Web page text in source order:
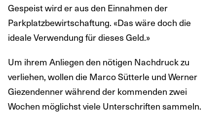
Gespeist wird er aus den Einnahmen der
Parkplatzbewirtschaftung. «Das wäre doch die
ideale Verwendung für dieses Geld.»
Um ihrem Anliegen den nötigen Nachdruck zu
verliehen, wollen die Marco Sütterle und Werner
Giezendenner während der kommenden zwei
Wochen möglichst viele Unterschriften sammeln.